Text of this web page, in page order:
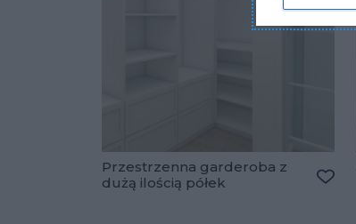
Przestrzenna garderoba z
dużą ilością półek